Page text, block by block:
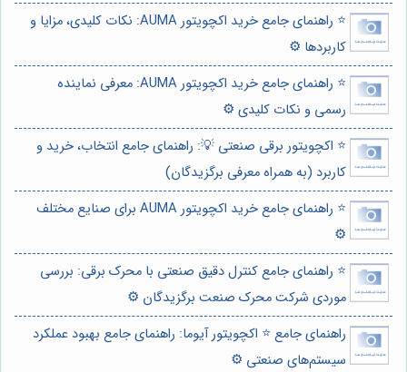
⭐️ راهنمای جامع خرید اکچویتور AUMA: نکات کلیدی، مزایا و
کاربردها ⚙️
⭐️ راهنمای جامع خرید اکچویتور AUMA: معرفی نماینده
رسمی و نکات کلیدی ⚙️
⭐️ اکچویتور برقی صنعتی 💡: راهنمای جامع انتخاب، خرید و
کاربرد (به همراه معرفی برگزیدگان)
⭐️ راهنمای جامع خرید اکچویتور AUMA برای صنایع مختلف
⚙️
⭐️ راهنمای جامع کنترل دقیق صنعتی با محرک برقی: بررسی
موردی شرکت محرک صنعت برگزیدگان ⚙️
راهنمای جامع ⭐️ اکچویتور آیوما: راهنمای جامع بهبود عملکرد
سیستم‌های صنعتی ⚙️